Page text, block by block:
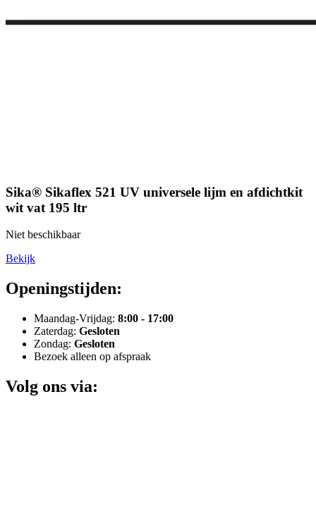
Sika® Sikaflex 521 UV universele lijm en afdichtkit
wit vat 195 ltr
Niet beschikbaar
Bekijk
Openingstijden:
Maandag-Vrijdag: 8:00 - 17:00
Zaterdag: Gesloten
Zondag: Gesloten
Bezoek alleen op afspraak
Volg ons via: